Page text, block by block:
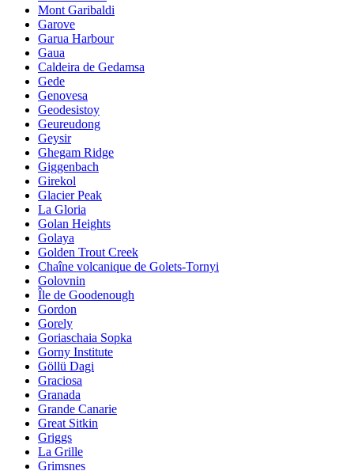
Mont Garibaldi
Garove
Garua Harbour
Gaua
Caldeira de Gedamsa
Gede
Genovesa
Geodesistoy
Geureudong
Geysir
Ghegam Ridge
Giggenbach
Girekol
Glacier Peak
La Gloria
Golan Heights
Golaya
Golden Trout Creek
Chaîne volcanique de Golets-Tornyi
Golovnin
Île de Goodenough
Gordon
Gorely
Goriaschaia Sopka
Gorny Institute
Göllü Dagi
Graciosa
Granada
Grande Canarie
Great Sitkin
Griggs
La Grille
Grimsnes